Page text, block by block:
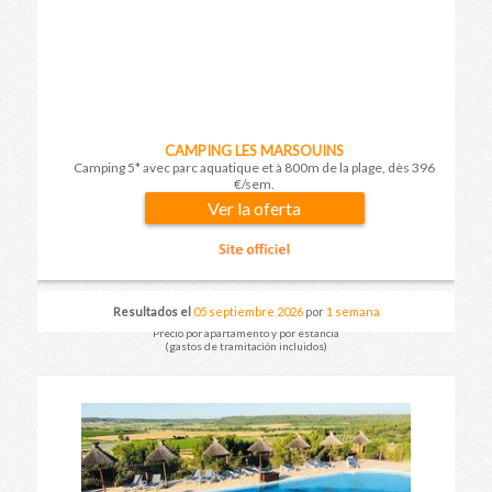
CAMPING LES MARSOUINS
Camping 5* avec parc aquatique et à 800m de la plage, dès 396
€/sem.
Ver la oferta
Precio por apartamento y por estancia
(gastos de tramitación incluidos)
Resultados el 05 septiembre 2026por 1 semana